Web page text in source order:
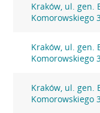
Kraków, ul. gen.
Komorowskiego
Kraków, ul. gen.
Komorowskiego
Kraków, ul. gen.
Komorowskiego